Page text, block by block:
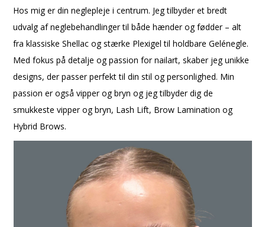
Hos mig er din neglepleje i centrum. Jeg tilbyder et bredt
udvalg af neglebehandlinger til både hænder og fødder – alt
fra klassiske Shellac og stærke Plexigel til holdbare Gelénegle.
Med fokus på detalje og passion for nailart, skaber jeg unikke
designs, der passer perfekt til din stil og personlighed. Min
passion er også vipper og bryn og jeg tilbyder dig de
smukkeste vipper og bryn, Lash Lift, Brow Lamination og
Hybrid Brows.